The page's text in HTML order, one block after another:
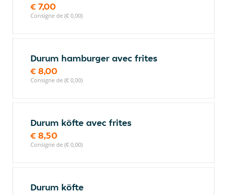
€ 7,00
Consigne de (€ 0,00)
Durum hamburger avec frites
€ 8,00
Consigne de (€ 0,00)
Durum köfte avec frites
€ 8,50
Consigne de (€ 0,00)
Durum köfte